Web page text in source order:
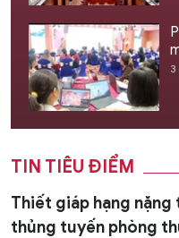
TIN TIÊU ĐIỂM
Thiết giáp hạng nặng
thủng tuyến phòng